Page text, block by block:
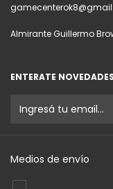
Almirante Guillermo
ENTERATE
Medios de envío